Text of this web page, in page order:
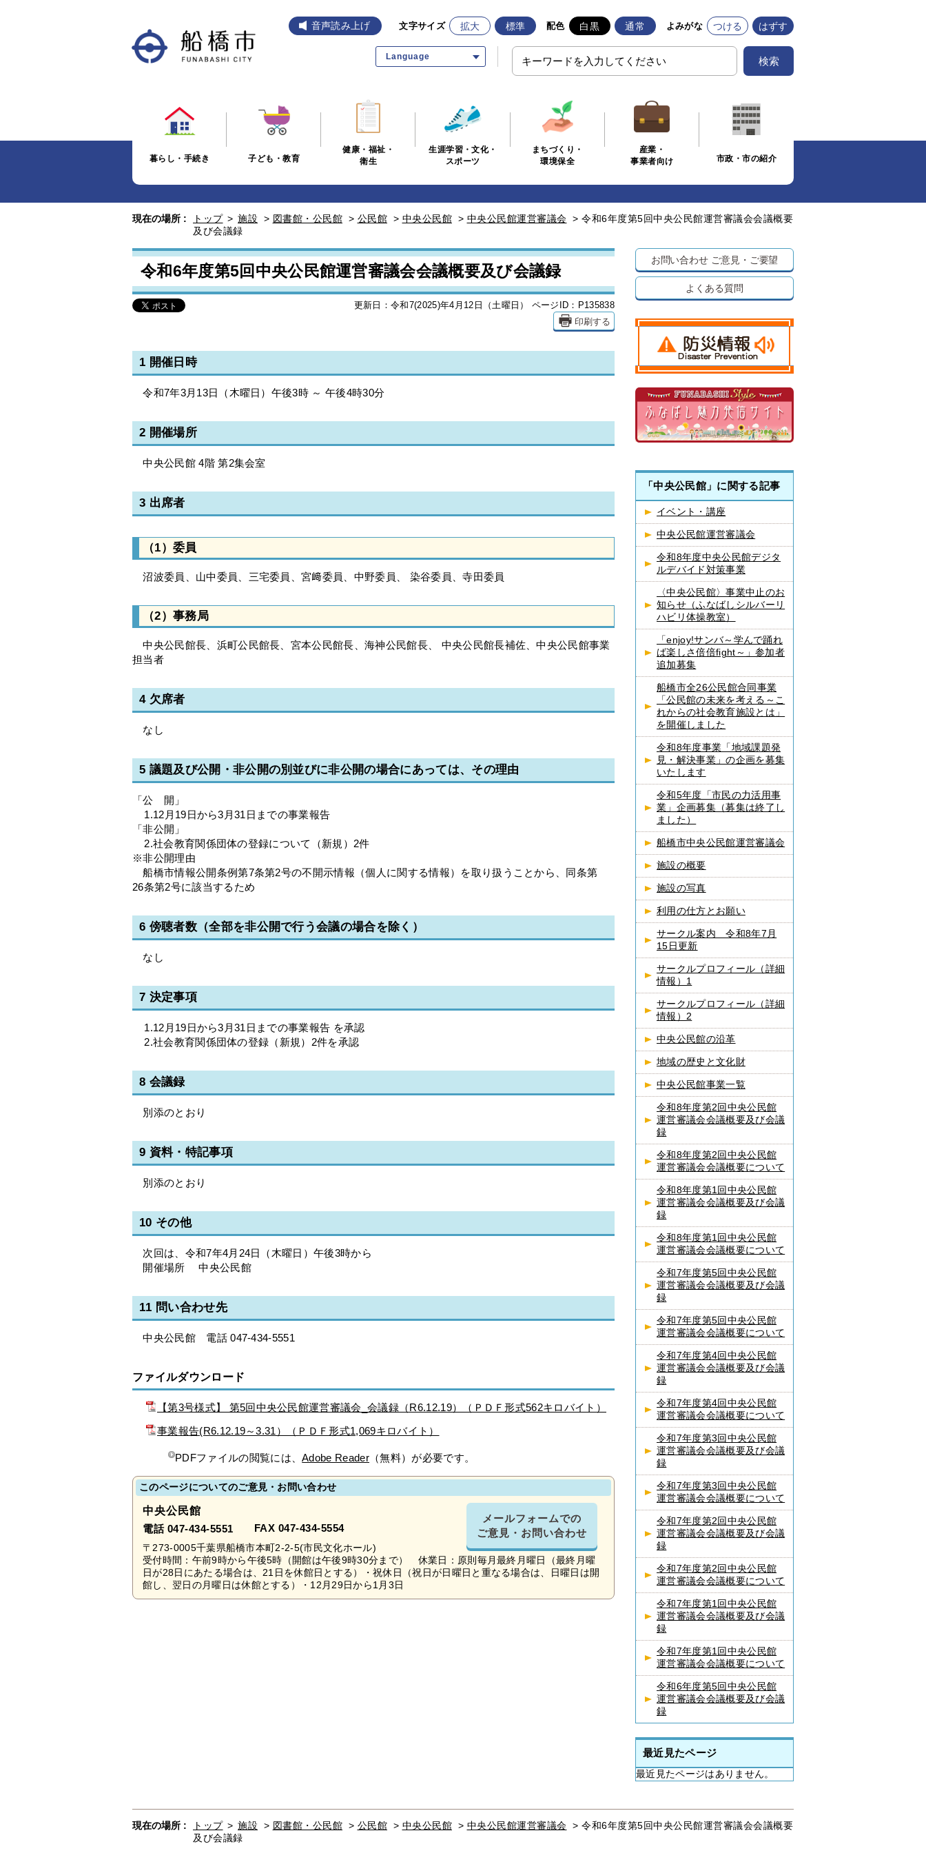
音声読み上げ 文字サイズ 拡大 標準 配色 白黒 通常 よみがな つける はずす
Language 検索
暮らし・手続き 子ども・教育
健康・福祉・
衛生
生涯学習・文化・
スポーツ
まちづくり・
環境保全
産業・
事業者向け
市政・市の紹介
現在の場所 : トップ > 施設 > 図書館・公民館 > 公民館 > 中央公民館 > 中央公民館運営審議会 > 令和6年度第5回中央公民館運営審議会会議概要
及び会議録
令和6年度第5回中央公民館運営審議会会議概要及び会議録
更新日：令和7(2025)年4月12日（土曜日） ページID：P135838
印刷する
1 開催日時
令和7年3月13日（木曜日）午後3時 ～ 午後4時30分
2 開催場所
中央公民館 4階 第2集会室
3 出席者
（1）委員
沼波委員、山中委員、三宅委員、宮﨑委員、中野委員、 染谷委員、寺田委員
（2）事務局
中央公民館長、浜町公民館長、宮本公民館長、海神公民館長、 中央公民館長補佐、中央公民館事業
担当者
4 欠席者
なし
5 議題及び公開・非公開の別並びに非公開の場合にあっては、その理由
「公 開」
1.12月19日から3月31日までの事業報告
「非公開」
2.社会教育関係団体の登録について（新規）2件
※非公開理由
船橋市情報公開条例第7条第2号の不開示情報（個人に関する情報）を取り扱うことから、同条第
26条第2号に該当するため
6 傍聴者数（全部を非公開で行う会議の場合を除く）
なし
7 決定事項
1.12月19日から3月31日までの事業報告 を承認
2.社会教育関係団体の登録（新規）2件を承認
8 会議録
別添のとおり
9 資料・特記事項
別添のとおり
10 その他
次回は、令和7年4月24日（木曜日）午後3時から
開催場所 中央公民館
11 問い合わせ先
中央公民館 電話 047-434-5551
ファイルダウンロード
【第3号様式】 第5回中央公民館運営審議会_会議録（R6.12.19）（ＰＤＦ形式562キロバイト）
事業報告(R6.12.19～3.31）（ＰＤＦ形式1,069キロバイト）
PDFファイルの閲覧には、Adobe Reader （無料）が必要です。
このページについてのご意見・お問い合わせ
中央公民館
電話 047-434-5551 FAX 047-434-5554
メールフォームでの
ご意見・お問い合わせ
〒273-0005千葉県船橋市本町2-2-5(市民文化ホール)
受付時間：午前9時から午後5時（開館は午後9時30分まで） 休業日：原則毎月最終月曜日（最終月曜
日が28日にあたる場合は、21日を休館日とする）・祝休日（祝日が日曜日と重なる場合は、日曜日は開
館し、翌日の月曜日は休館とする）・12月29日から1月3日
お問い合わせ ご意見・ご要望
よくある質問
「中央公民館」に関する記事
イベント・講座
中央公民館運営審議会
令和8年度中央公民館デジタ
ルデバイド対策事業
〈中央公民館〉事業中止のお
知らせ（ふなばしシルバーリ
ハビリ体操教室）
「enjoy!サンバ～学んで踊れ
ば楽しさ倍倍fight～」参加者
追加募集
船橋市全26公民館合同事業
「公民館の未来を考える～こ
れからの社会教育施設とは」
を開催しました
令和8年度事業「地域課題発
見・解決事業」の企画を募集
いたします
令和5年度「市民の力活用事
業」企画募集（募集は終了し
ました）
船橋市中央公民館運営審議会
施設の概要
施設の写真
利用の仕方とお願い
サークル案内 令和8年7月
15日更新
サークルプロフィール（詳細
情報）1
サークルプロフィール（詳細
情報）2
中央公民館の沿革
地域の歴史と文化財
中央公民館事業一覧
令和8年度第2回中央公民館
運営審議会会議概要及び会議
録
令和8年度第2回中央公民館
運営審議会会議概要について
令和8年度第1回中央公民館
運営審議会会議概要及び会議
録
令和8年度第1回中央公民館
運営審議会会議概要について
令和7年度第5回中央公民館
運営審議会会議概要及び会議
録
令和7年度第5回中央公民館
運営審議会会議概要について
令和7年度第4回中央公民館
運営審議会会議概要及び会議
録
令和7年度第4回中央公民館
運営審議会会議概要について
令和7年度第3回中央公民館
運営審議会会議概要及び会議
録
令和7年度第3回中央公民館
運営審議会会議概要について
令和7年度第2回中央公民館
運営審議会会議概要及び会議
録
令和7年度第2回中央公民館
運営審議会会議概要について
令和7年度第1回中央公民館
運営審議会会議概要及び会議
録
令和7年度第1回中央公民館
運営審議会会議概要について
令和6年度第5回中央公民館
運営審議会会議概要及び会議
録
最近見たページ
最近見たページはありません。
現在の場所 : トップ > 施設 > 図書館・公民館 > 公民館 > 中央公民館 > 中央公民館運営審議会 > 令和6年度第5回中央公民館運営審議会会議概要
及び会議録